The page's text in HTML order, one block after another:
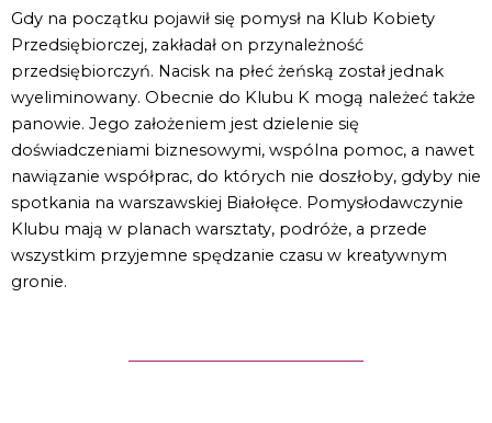
Gdy na początku pojawił się pomysł na Klub Kobiety
Przedsiębiorczej, zakładał on przynależność
przedsiębiorczyń. Nacisk na płeć żeńską został jednak
wyeliminowany. Obecnie do Klubu K mogą należeć także
panowie. Jego założeniem jest dzielenie się
doświadczeniami biznesowymi, wspólna pomoc, a nawet
nawiązanie współprac, do których nie doszłoby, gdyby nie
spotkania na warszawskiej Białołęce. Pomysłodawczynie
Klubu mają w planach warsztaty, podróże, a przede
wszystkim przyjemne spędzanie czasu w kreatywnym
gronie.